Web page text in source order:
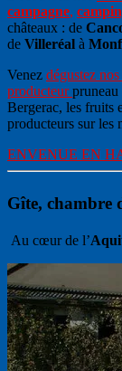
campagne,
châteaux : de
de Villeréal à
Venez dégustez
producteur
Bergerac, les fruits
producteurs sur les
ENVENUE EN
Gîte, chambre
Au cœur de l’